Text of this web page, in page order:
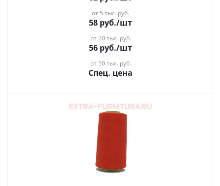
от 5 тыс. руб.
58 руб./шт
от 20 тыс. руб.
56 руб./шт
от 50 тыс. руб.
Спец. цена